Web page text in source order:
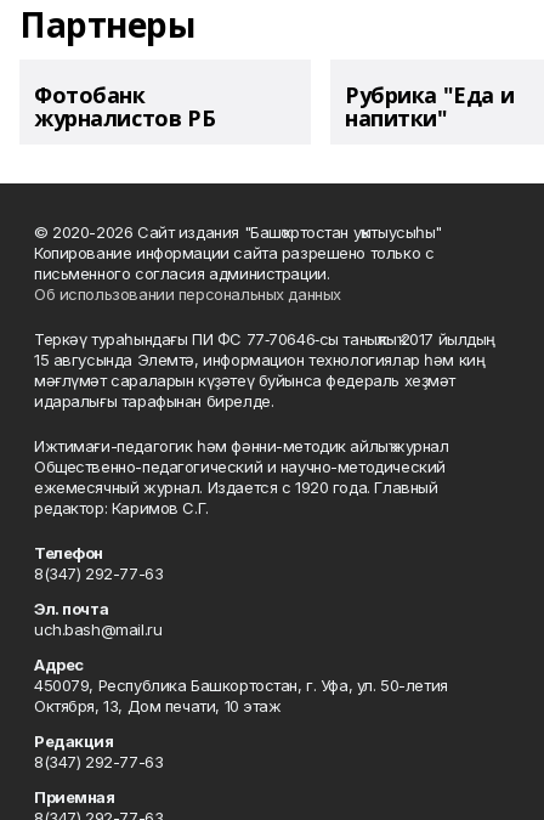
Партнеры
Фотобанк
журналистов РБ
Рубрика "Еда и
напитки"
© 2020-2026 Сайт издания "Башҡортостан уҡытыусыһы"
Копирование информации сайта разрешено только с
письменного согласия администрации.
Об использовании персональных данных
Теркәү тураһындағы ПИ ФС 77‑70646‑сы таныҡлыҡ 2017 йылдың
15 авгусында Элемтә, информацион технологиялар һәм киң
мәғлүмәт сараларын күҙәтеү буйынса федераль хеҙмәт
идаралығы тарафынан бирелде.
Ижтимағи-педагогик һәм фәнни-методик айлыҡ журнал
Общественно-педагогический и научно-методический
ежемесячный журнал. Издается с 1920 года. Главный
редактор: Каримов С.Г.
Телефон
8(347) 292-77-63
Эл. почта
uch.bash@mail.ru
Адрес
450079, Республика Башкортостан, г. Уфа, ул. 50-летия
Октября, 13, Дом печати, 10 этаж
Редакция
8(347) 292-77-63
Приемная